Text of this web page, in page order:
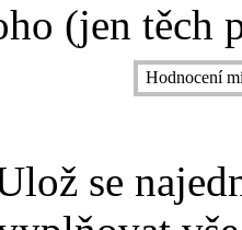
(jen těch
Hodnocení
se